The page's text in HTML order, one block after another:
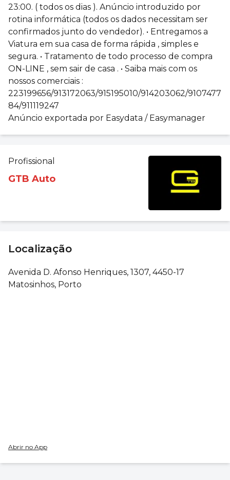
23:00. ( todos os dias ). Anúncio introduzido por
rotina informática (todos os dados necessitam ser
confirmados junto do vendedor). • Entregamos a
Viatura em sua casa de forma rápida , simples e
segura. • ⁠Tratamento de todo processo de compra
ON-LINE , sem sair de casa . • Saiba mais com os
nossos comerciais :
223199656/913172063/915195010/914203062/9107477
84/911119247
Anúncio exportada por Easydata / Easymanager
Profissional
GTB Auto
Localização
Avenida D. Afonso Henriques, 1307, 4450-17
Matosinhos, Porto
Abrir no App